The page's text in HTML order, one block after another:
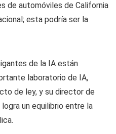
de automóviles de California
esta podría ser la
de la IA están
laboratorio de IA,
de ley, y su director de
un equilibrio entre la